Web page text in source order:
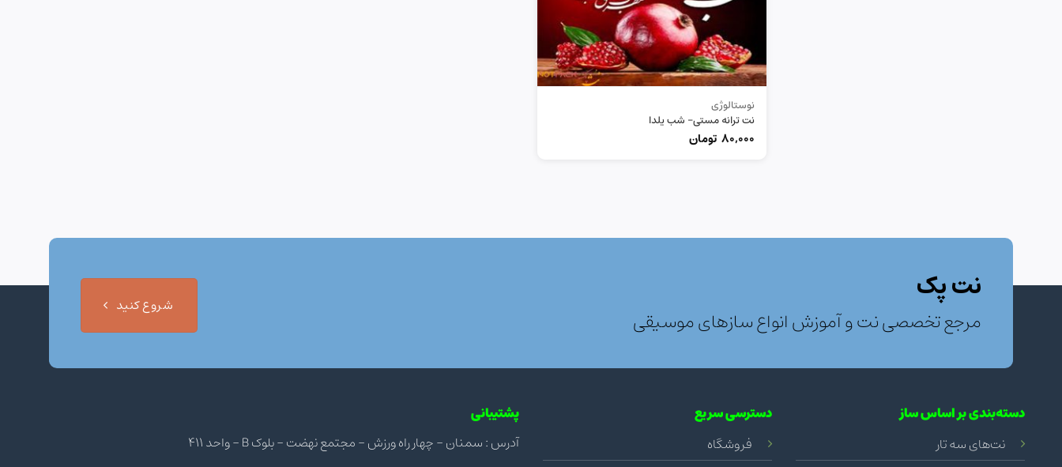
نوستالوژی
نت ترانه مستی- شب یلدا
80,000 تومان
نت پک
مرجع تخصصی نت و آموزش انواع سازهای موسیقی
شروع کنید
دسته‌بندی بر اساس ساز
نت‌های سه تار
دسترسی سریع
فروشگاه
پشتیبانی
آدرس : سمنان - چهار راه ورزش - مجتمع نهضت - بلوک B - واحد 411